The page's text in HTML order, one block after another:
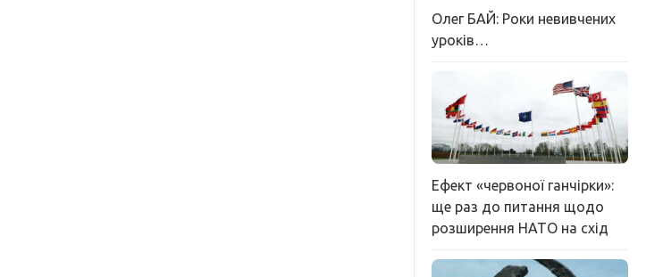
Олег БАЙ: Роки невивчених
уроків…
Ефект «червоної ганчірки»:
ще раз до питання щодо
розширення НАТО на схід